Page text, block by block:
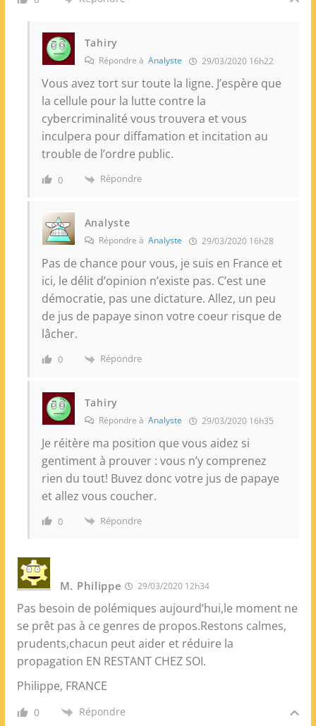
Tahiry
Répondre à Analyste 29/03/2020 16h22
Vous avez tort sur toute la ligne. J’espère que
la cellule pour la lutte contre la
cybercriminalité vous trouvera et vous
inculpera pour diffamation et incitation au
trouble de l’ordre public.
0 Répondre
Analyste
Répondre à Analyste 29/03/2020 16h28
Pas de chance pour vous, je suis en France et
ici, le délit d’opinion n’existe pas. C’est une
démocratie, pas une dictature. Allez, un peu
de jus de papaye sinon votre coeur risque de
lâcher.
0 Répondre
Tahiry
Répondre à Analyste 29/03/2020 16h35
Je réitère ma position que vous aidez si
gentiment à prouver : vous n’y comprenez
rien du tout! Buvez donc votre jus de papaye
et allez vous coucher.
0 Répondre
M. Philippe 29/03/2020 12h34
Pas besoin de polémiques aujourd’hui,le moment ne
se prêt pas à ce genres de propos.Restons calmes,
prudents,chacun peut aider et réduire la
propagation EN RESTANT CHEZ SOI.
Philippe, FRANCE
0 Répondre